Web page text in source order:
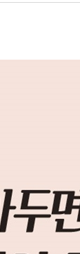
것
장 높은 피콜
한 나팔수, 트
심벌즈│전쟁
의 신이 선택한